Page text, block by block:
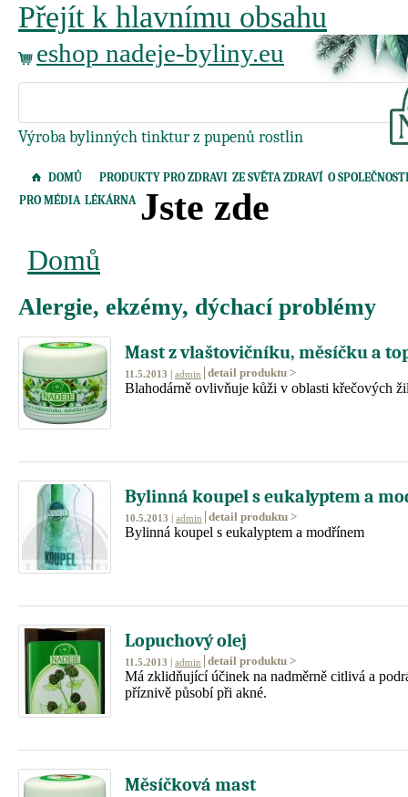
Přejít k hlavnímu obsahu
eshop nadeje-byliny.eu
Výroba bylinných tinktur z pupenů rostlin
DOMŮ PRODUKTY PRO ZDRAVI ZE SVĚTA ZDRAVÍ O
PRO MÉDIA LÉKÁRNA Jste zde
Domů
Alergie, ekzémy, dýchací problémy
Mast z vlaštovičníku, měsíčku a
11.5.2013 | admin detail produktu >
Blahodárně ovlivňuje kůži v oblasti křečových
Bylinná koupel s eukalyptem a
10.5.2013 | admin detail produktu >
Bylinná koupel s eukalyptem a modřínem
Lopuchový olej
11.5.2013 | admin detail produktu >
Má zklidňující účinek na nadměrně citlivá a
příznivě působí při akné.
Měsíčková mast